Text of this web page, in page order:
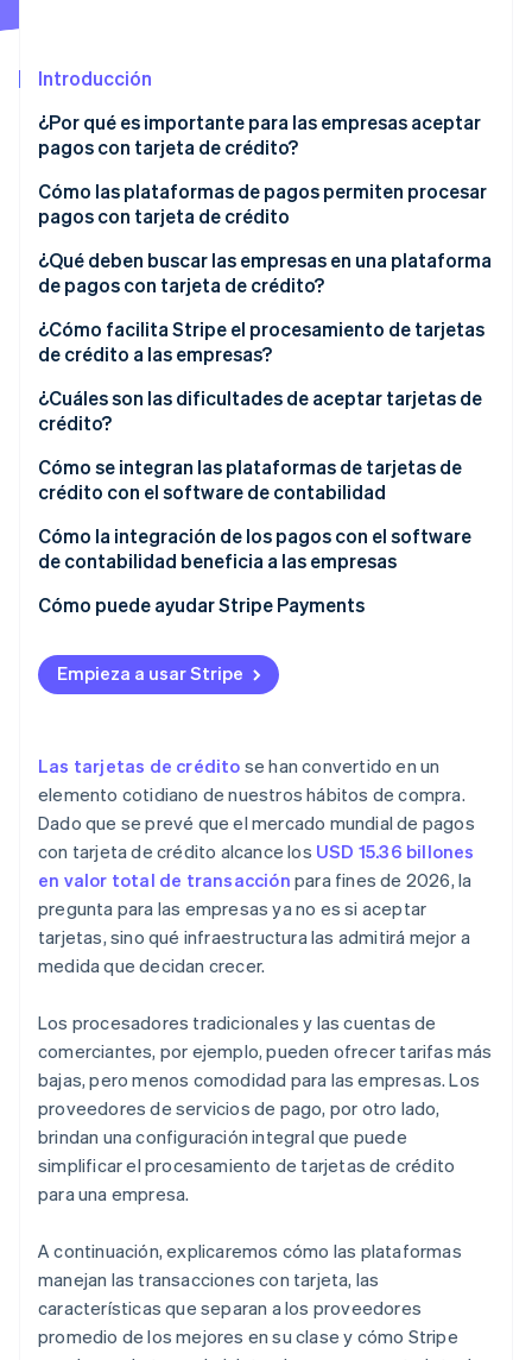
Descubre cómo Stripe construye la infraestructura
Mirar ahora
Socios
Stripe App Marketplace
Introducción
¿Por qué es importante para las empresas aceptar
pagos con tarjeta de crédito?
Cómo las plataformas de pagos permiten procesar
pagos con tarjeta de crédito
¿Qué deben buscar las empresas en una plataforma
de pagos con tarjeta de crédito?
Onboarding e integración sencillos
Sólidas medidas de seguridad:
Varias redes de tarjeta y métodos de pago
Tarifas transparentes
Escalabilidad
Pagos recurrentes y herramientas de suscripción
Análisis en tiempo real
¿Cómo facilita Stripe el procesamiento de tarjetas
de crédito a las empresas?
Interfaz de programación de aplicaciones (API) fácil
de usar para el desarrollador
Accesibilidad global
potente
Gestión de facturación y suscripción
Personalización
Informes y análisis detallados
¿Cuáles son las dificultades de aceptar tarjetas de
crédito?
Comisiones por transacción
Cumplimiento de la normativa PCI
Planificación del flujo de caja
Cómo se integran las plataformas de tarjetas de
crédito con el software de contabilidad
Cómo la integración de los pagos con el software
de contabilidad beneficia a las empresas
Conciliación más rápida y precisa
Seguimiento e informes de impuestos
automatizados
Cómo puede ayudar Stripe Payments
Empieza a usar Stripe
Las tarjetas de crédito se han convertido en un
elemento cotidiano de nuestros hábitos de compra.
Dado que se prevé que el mercado mundial de pagos
con tarjeta de crédito alcance los USD 15.36 billones
en valor total de transacción para fines de 2026, la
pregunta para las empresas ya no es si aceptar
tarjetas, sino qué infraestructura las admitirá mejor a
medida que decidan crecer.
Los procesadores tradicionales y las cuentas de
comerciantes, por ejemplo, pueden ofrecer tarifas más
bajas, pero menos comodidad para las empresas. Los
proveedores de servicios de pago, por otro lado,
brindan una configuración integral que puede
simplificar el procesamiento de tarjetas de crédito
para una empresa.
A continuación, explicaremos cómo las plataformas
manejan las transacciones con tarjeta, las
características que separan a los proveedores
promedio de los mejores en su clase y cómo Stripe